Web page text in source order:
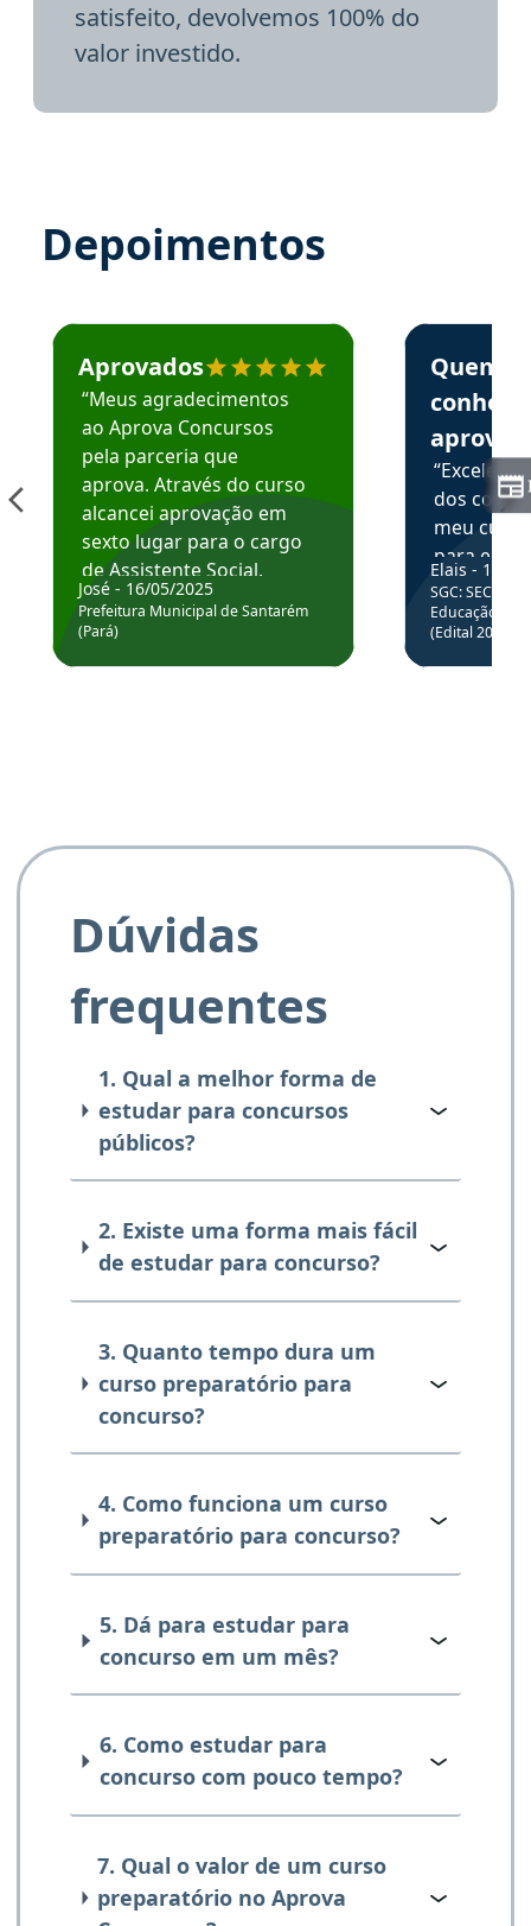
satisfeito, devolvemos 100% do
valor investido.
Depoimentos
Estudante José recomenda o Aprova Concursos em
Aprovados
“Meus agradecimentos
ao Aprova Concursos
pela parceria que
aprova. Através do curso
alcancei aprovação em
sexto lugar para o cargo
de Assistente Social.
Hoje estou atuando na
Prefeitura de Santarém.
José - 16/05/2025
Prefeitura Municipal de Santarém
(Pará)
Estudante
Quem
aprova
dos
meu
para
colocar
através
de
Elais - 15/
SGC: SEC BA
Educação
(Edital
Dúvidas
frequentes
1. Qual a melhor forma de
estudar para concursos
públicos?
2. Existe uma forma mais fácil
de estudar para concurso?
3. Quanto tempo dura um
curso preparatório para
concurso?
4. Como funciona um curso
preparatório para concurso?
5. Dá para estudar para
concurso em um mês?
6. Como estudar para
concurso com pouco tempo?
7. Qual o valor de um curso
preparatório no Aprova